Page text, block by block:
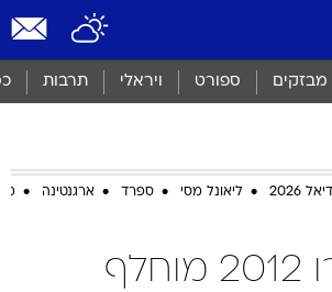
מבזקים ספורט ויראלי תרבות
2026 ליאונל מסי ספרד ארגנטינה